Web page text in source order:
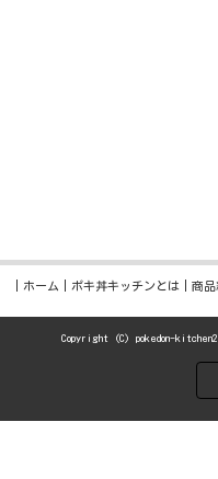
ホーム ポキ丼キッチンとは 商品
Copyright (C) pokedon-